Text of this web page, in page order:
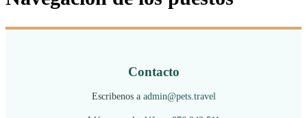
Contacto
Escribenos a admin@pets.travel